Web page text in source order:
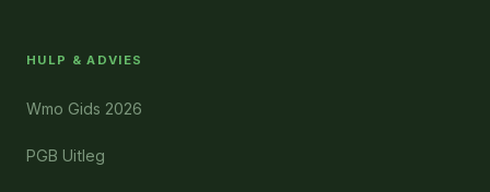
HULP & ADVIES
Wmo Gids 2026
PGB Uitleg